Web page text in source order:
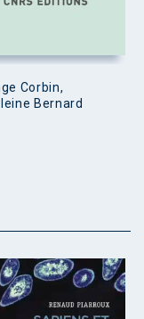
Corbin,
Bernard